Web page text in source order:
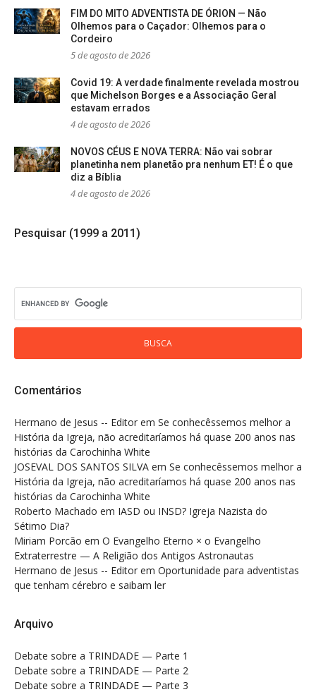
FIM DO MITO ADVENTISTA DE ÓRION — Não
Olhemos para o Caçador: Olhemos para o
Cordeiro
5 de agosto de 2026
Covid 19: A verdade finalmente revelada mostrou
que Michelson Borges e a Associação Geral
estavam errados
4 de agosto de 2026
NOVOS CÉUS E NOVA TERRA: Não vai sobrar
planetinha nem planetão pra nenhum ET! É o que
diz a Bíblia
4 de agosto de 2026
Pesquisar (1999 a 2011)
Comentários
Hermano de Jesus -- Editor em Se conhecêssemos melhor a
História da Igreja, não acreditaríamos há quase 200 anos nas
histórias da Carochinha White
JOSEVAL DOS SANTOS SILVA em Se conhecêssemos melhor a
História da Igreja, não acreditaríamos há quase 200 anos nas
histórias da Carochinha White
Roberto Machado em IASD ou INSD? Igreja Nazista do
Sétimo Dia?
Miriam Porcão em O Evangelho Eterno × o Evangelho
Extraterrestre — A Religião dos Antigos Astronautas
Hermano de Jesus -- Editor em Oportunidade para adventistas
que tenham cérebro e saibam ler
Arquivo
Debate sobre a TRINDADE — Parte 1
Debate sobre a TRINDADE — Parte 2
Debate sobre a TRINDADE — Parte 3